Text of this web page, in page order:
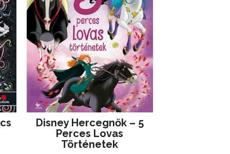
Disney ​Hercegnők – 5
Perces Lovas
Történetek